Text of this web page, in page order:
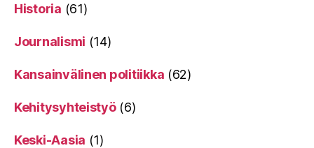
Historia (61)
Journalismi (14)
Kansainvälinen politiikka (62)
Kehitysyhteistyö(6)
Keski-Aasia (1)